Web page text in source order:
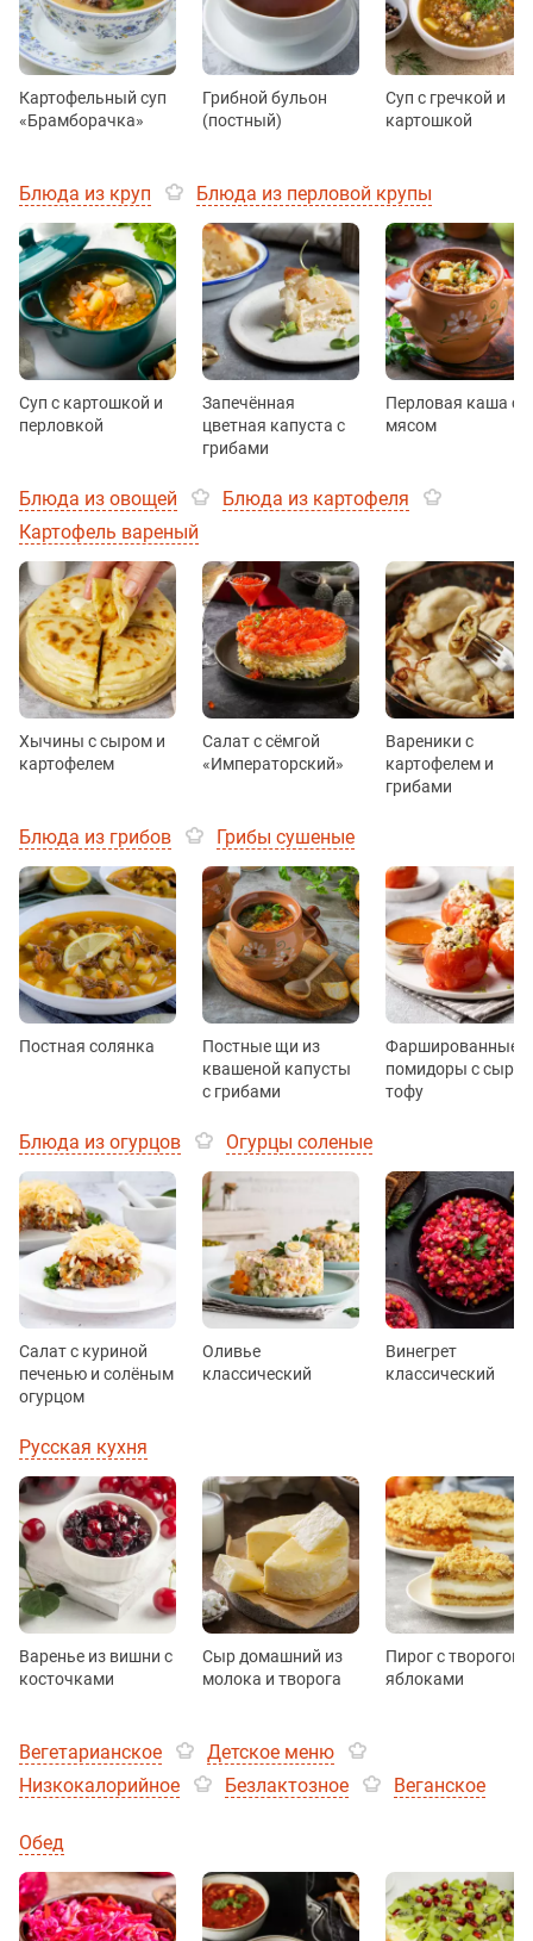
Картофельный суп
«Брамборачка»
Грибной бульон
(постный)
Суп с гречкой и
картошкой
Блюда из круп Блюда из перловой крупы
Суп с картошкой и
перловкой
Запечённая
цветная капуста с
грибами
Перловая каша с
мясом
Блюда из овощей
Блюда из картофеля
Картофель вареный
Хычины с сыром и
картофелем
Салат с сёмгой
«Императорский»
Вареники с
картофелем и
грибами
Блюда из грибов Грибы сушеные
Постная солянка
Постные щи из
квашеной капусты
с грибами
Фаршированные
помидоры с
тофу
Блюда из огурцов Огурцы соленые
Салат с куриной
печенью и солёным
огурцом
Оливье
классический
Винегрет
классический
Русская кухня
Варенье из вишни с
косточками
Сыр домашний из
молока и творога
Пирог с творогом
яблоками
Вегетарианское
Детское меню
Низкокалорийное
Безлактозное Веганское
Обед